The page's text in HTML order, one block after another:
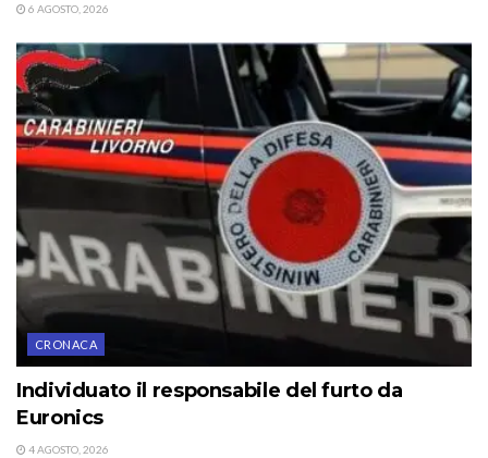
6 AGOSTO, 2026
CRONACA
Individuato il responsabile del furto da
Euronics
4 AGOSTO, 2026